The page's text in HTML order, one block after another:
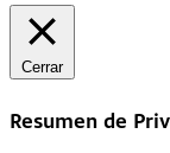
Cerrar
Resumen de